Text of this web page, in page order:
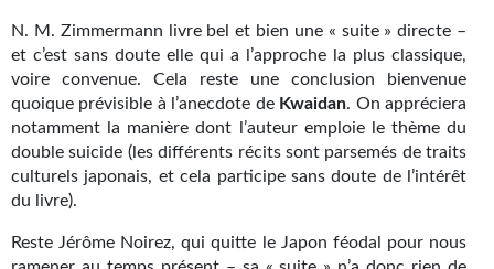
En numérique
S'abonner
Les critiques
Le blog
Le prix des lecteurs
N. M. Zimmermann livre bel et bien une « suite » directe –
et c’est sans doute elle qui a l’approche la plus classique,
voire convenue. Cela reste une conclusion bienvenue
quoique prévisible à l’anecdote de Kwaidan. On appréciera
notamment la manière dont l’auteur emploie le thème du
double suicide (les différents récits sont parsemés de traits
culturels japonais, et cela participe sans doute de l’intérêt
du livre).
Reste Jérôme Noirez, qui quitte le Japon féodal pour nous